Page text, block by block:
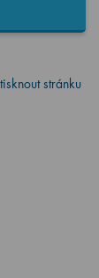
stránku